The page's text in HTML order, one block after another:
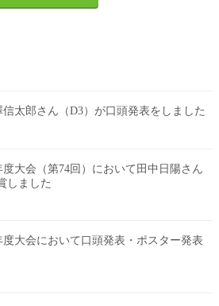
太郎さん（D3）が口頭発表をしました
大会（第74回）において田中日陽さん
しました
度大会において口頭発表・ポスター発表